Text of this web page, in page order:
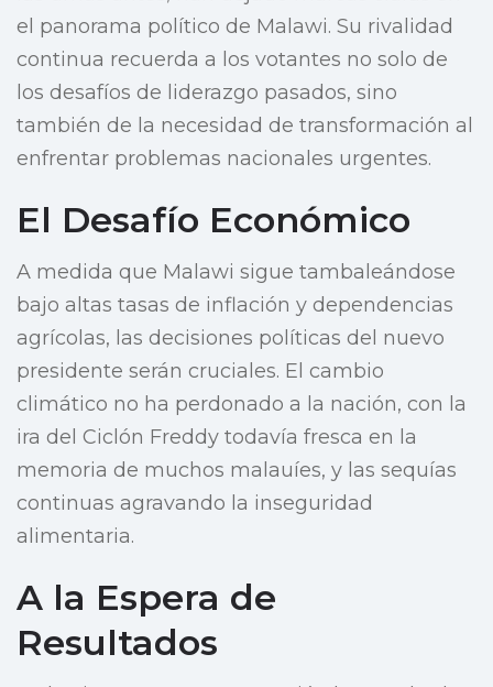
el panorama político de Malawi. Su rivalidad
continua recuerda a los votantes no solo de
los desafíos de liderazgo pasados, sino
también de la necesidad de transformación al
enfrentar problemas nacionales urgentes.
El Desafío Económico
A medida que Malawi sigue tambaleándose
bajo altas tasas de inflación y dependencias
agrícolas, las decisiones políticas del nuevo
presidente serán cruciales. El cambio
climático no ha perdonado a la nación, con la
ira del Ciclón Freddy todavía fresca en la
memoria de muchos malauíes, y las sequías
continuas agravando la inseguridad
alimentaria.
A la Espera de
Resultados